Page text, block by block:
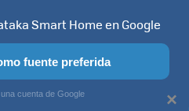
SMART TV SELECCIÓN
×
Smart Home en Google
fuente preferida
cuenta de Google